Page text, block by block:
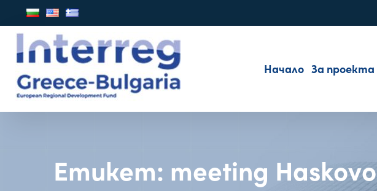
Начало За проекта
Етикет: meeting Haskovo